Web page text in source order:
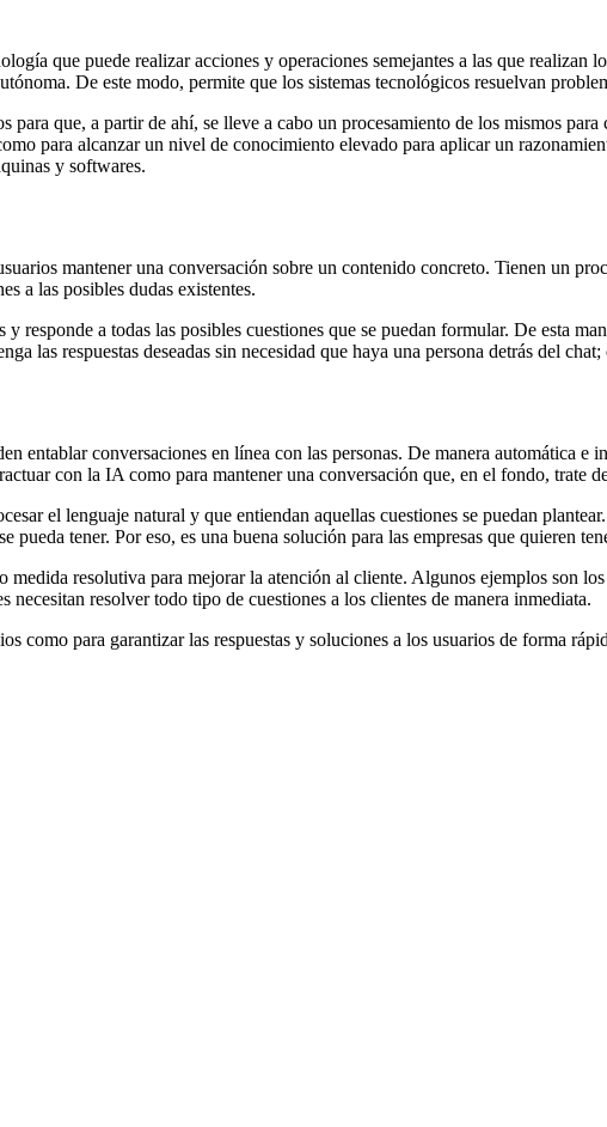
que puede realizar acciones y operaciones semejantes a las que realizan
De este modo, permite que los sistemas tecnológicos resuelvan
que, a partir de ahí, se lleve a cabo un procesamiento de los mismos
para alcanzar un nivel de conocimiento elevado para aplicar un
y softwares.
mantener una conversación sobre un contenido concreto. Tienen un
a las posibles dudas existentes.
responde a todas las posibles cuestiones que se puedan formular. De esta
las respuestas deseadas sin necesidad que haya una persona detrás del
entablar conversaciones en línea con las personas. De manera automática e
con la IA como para mantener una conversación que, en el fondo, trate
el lenguaje natural y que entiendan aquellas cuestiones se puedan
pueda tener. Por eso, es una buena solución para las empresas que quieren
medida resolutiva para mejorar la atención al cliente. Algunos ejemplos son
resolver todo tipo de cuestiones a los clientes de manera inmediata.
para garantizar las respuestas y soluciones a los usuarios de forma